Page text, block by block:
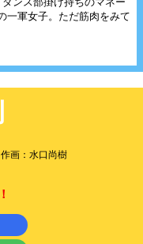
一軍女子。ただ筋肉をみて
画：水口尚樹